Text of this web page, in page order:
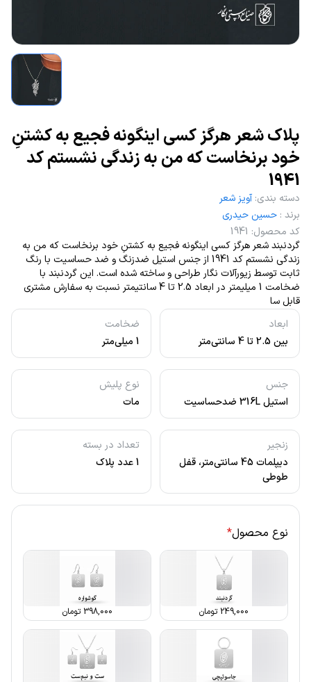
پلاک شعر هرگز کسی اینگونه فجیع به کشتنِ
خود برنخاست که من به زندگی نشستم کد
1941
ابعاد
بین 2.5 تا 4 سانتی‌متر
ضخامت
1 میلی‌متر
جنس
استیل 316L ضدحساسیت
نوع پلیش
مات
زنجیر
دیپلمات 45 سانتی‌متر، قفل
طوطی
تعداد در بسته
1 عدد پلاک
دسته بندی: آویز شعر
برند : حسین حیدری
کد محصول:
1941
گردنبند شعر هرگز کسی اینگونه فجیع به کشتنِ خود برنخاست که من به
زندگی نشستم کد 1941 از جنس استیل ضدزنگ و ضد حساسیت با رنگ
ثابت توسط زیورآلات نگار طراحی و ساخته شده است. این گردنبند با
ضخامت 1 میلیمتر در ابعاد 2.5 تا 4 سانتیمتر نسبت به سفارش مشتری
قابل سا
نوع محصول*
249,000 تومان 398,000 تومان